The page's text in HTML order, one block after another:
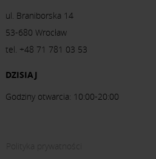
ul. Braniborska 14
53-680 Wrocław
tel. +48 71 781 03 53
DZISIAJ
Godziny otwarcia: 10:00-20:00